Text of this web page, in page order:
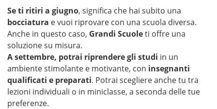
Se ti ritiri a giugno, significa che hai subito una
bocciatura e vuoi riprovare con una scuola diversa.
Anche in questo caso, Grandi Scuoleti offre una
soluzione su misura.
A settembre, potrai riprendere gli studi in un
ambiente stimolante e motivante, con insegnanti
qualificati e preparati. Potrai scegliere anche tu tra
lezioni individuali o in miniclasse, a seconda delle tue
preferenze.